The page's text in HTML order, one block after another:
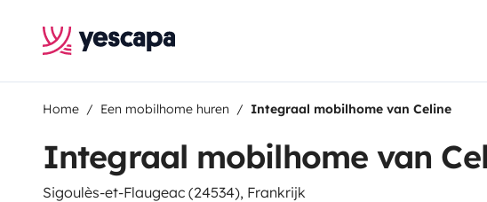
Home Een mobilhome huren Integraal mobilhome van Celine
Integraal mobilhome van
Sigoulès-et-Flaugeac (24534), Frankrijk